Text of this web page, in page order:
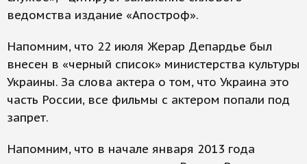
ведомства издание «Апостроф».
Напомним, что 22 июля Жерар Депардье был
внесен в «черный список» министерства культуры
Украины. За слова актера о том, что Украина это
часть России, все фильмы с актером попали под
запрет.
Напомним, что в начале января 2013 года